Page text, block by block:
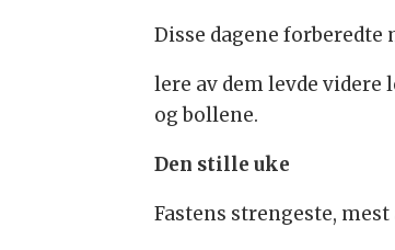
Disse dagene
lere av dem levde
og bollene.
Den stille uke
Fastens strengeste,